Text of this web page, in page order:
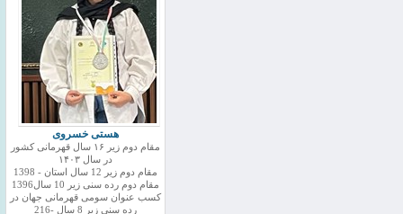
هستی خسروی
مقام دوم زیر ۱۶ سال قهرمانی کشور
در سال ۱۴۰۳
مقام دوم زیر 12 سال استان - 1398
مقام دوم رده سنی زیر 10 سال1396
کسب عنوان سومی قهرمانی جهان در
رده سنی زیر 8 سال -216